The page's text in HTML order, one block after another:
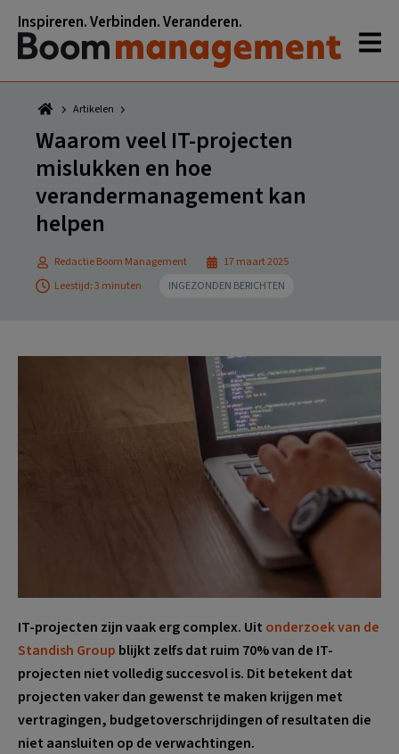
naar
hoofdnavigatie
naar
hoofd
inhoud
naar
eerste
sidebar
naar
voettekst
Inspireren. Verbinden. Veranderen.
Artikelen
Waarom veel IT-projecten
mislukken en hoe
verandermanagement kan
helpen
Redactie Boom Management
17 maart 2025
Leestijd: 3 minuten
INGEZONDEN BERICHTEN
IT-projecten zijn vaak erg complex. Uit onderzoek van de
Standish Group blijkt zelfs dat ruim 70% van de IT-
projecten niet volledig succesvol is. Dit betekent dat
projecten vaker dan gewenst te maken krijgen met
vertragingen, budgetoverschrijdingen of resultaten die
niet aansluiten op de verwachtingen.